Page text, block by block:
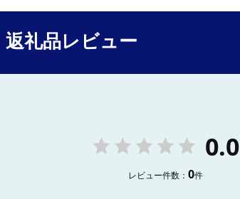
返礼品レビュー
0.0
レビュー件数： 0件